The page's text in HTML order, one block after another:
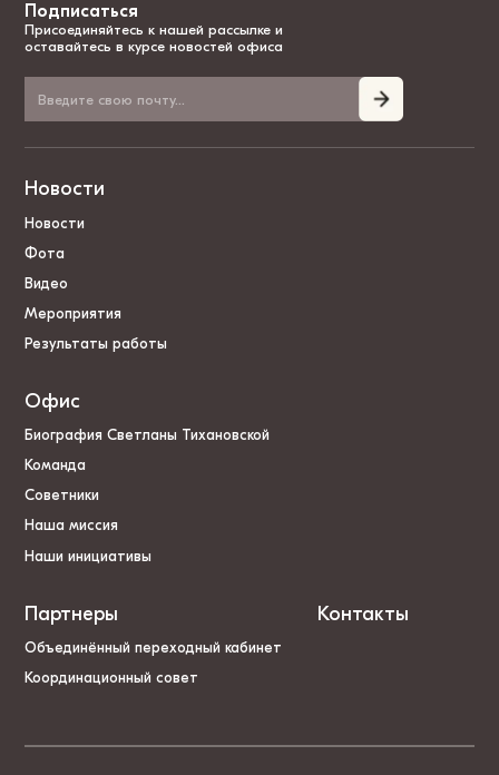
Подписаться
Присоединяйтесь к нашей рассылке и
оставайтесь в курсе новостей офиса
Новости
Новости
Фота
Видео
Мероприятия
Результаты работы
Офис
Биография Светланы Тихановской
Команда
Советники
Наша миссия
Наши инициативы
Партнеры
Объединённый переходный кабинет
Координационный совет
Контакты